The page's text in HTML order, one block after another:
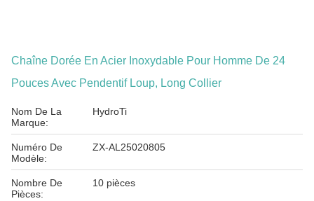
Chaîne Dorée En Acier Inoxydable Pour Homme De 24
Pouces Avec Pendentif Loup, Long Collier
Nom De La
Marque:
HydroTi
Numéro De
Modèle:
ZX-AL25020805
Nombre De
Pièces:
10 pièces